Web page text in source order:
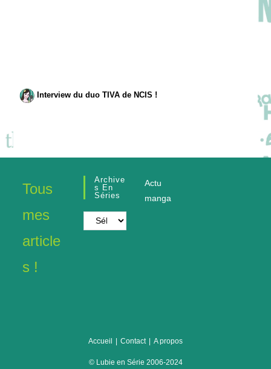
Interview du duo TIVA de NCIS !
Tous
mes
article
s !
Archive
S En
Séries
Archives
en
Actu
manga
Accueil Contact A propos
© Lubie en Série 2006-2024